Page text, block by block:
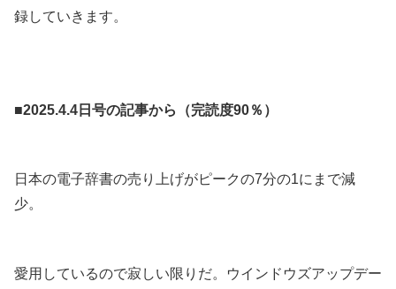
録していきます。
■2025.4.4日号の記事から（完読度90％）
日本の電子辞書の売り上げがピークの7分の1にまで減
少。
愛用しているので寂しい限りだ。ウインドウズアップデー